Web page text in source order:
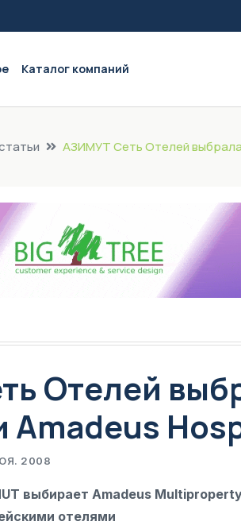
Каталог компаний
АЗИМУТ Сеть Отелей
Отелей
Amadeus
2008
выбирает Amadeus
отелями